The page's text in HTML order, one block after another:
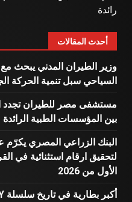
رائدة
أحدث المقالات
وزير الطيران المدني يبحث
السياحي سبل تنمية الحركة
بين المؤسسات الطبية الرائدة
البنك الزراعي المصري يكرّم
لتحقيق ارقام استثنائية في
الأول من 2026